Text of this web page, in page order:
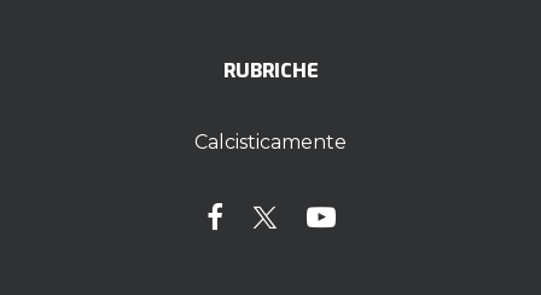
RUBRICHE
Calcisticamente